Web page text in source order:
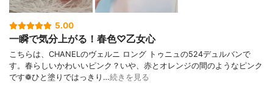
5.00
一瞬で気分上がる！春色♡乙女心
こちらは、CHANELのヴェルニ ロング トゥニュの524デュルバンで
す。春らしいかわいいピンク？いや、赤とオレンジの間のようなピンク
です❁︎ひと塗りではっきり…続きを見る